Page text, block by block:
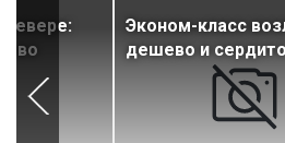
севере:
Эконом-класс
дешево и сердито